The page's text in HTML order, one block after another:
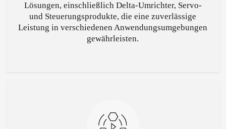
Lösungen, einschließlich Delta-Umrichter, Servo-
und Steuerungsprodukte, die eine zuverlässige
Leistung in verschiedenen Anwendungsumgebungen
gewährleisten.